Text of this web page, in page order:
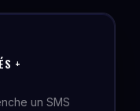
+
un SMS